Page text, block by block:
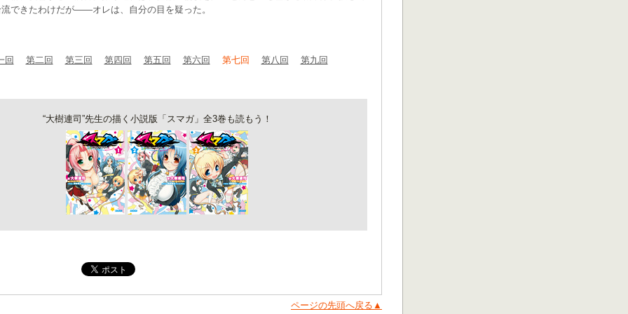
できたわけだが——オレは、自分の目を疑った。
回 第二回 第三回 第四回 第五回 第六回 第七回 第八回 第九回
“大樹連司”先生の描く小説版「スマガ」全3巻も読もう！
ページの先頭へ戻る▲